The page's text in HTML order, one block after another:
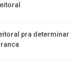
pra determinar